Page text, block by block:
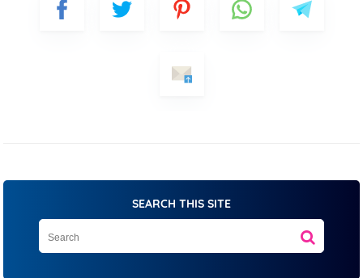
SEARCH THIS SITE